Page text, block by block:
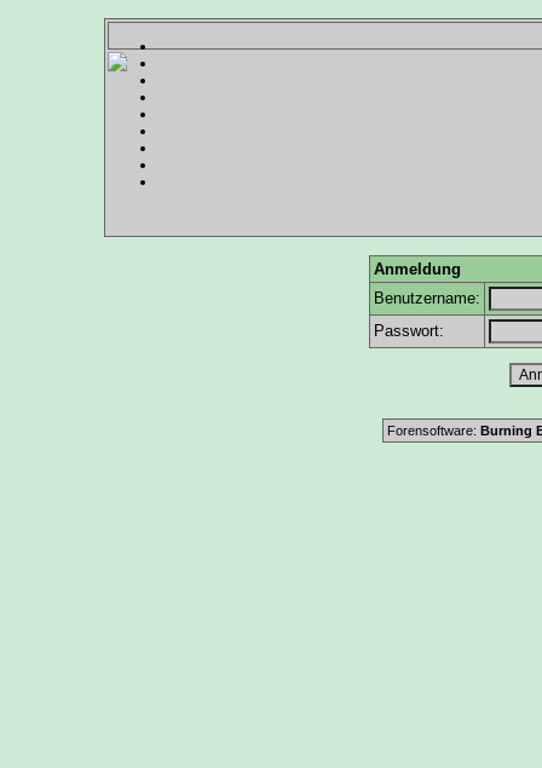
Anmeldung
Benutzername:
Passwort:
Forensoftware: Burning